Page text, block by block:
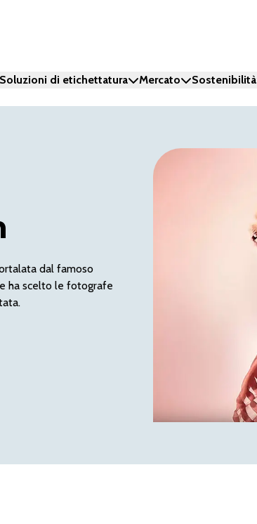
Soluzioni di etichettatura Mercato Sostenibilità
dal famoso
ha scelto le fotografe